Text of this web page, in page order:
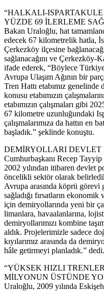
“HALKALI-
YÜZDE 69 İLERLEME
Bakan Uraloğlu, hat
edecek 67 kilometrelik hatla,
Çerkezköy ilçesine
sağlanacağını ve Çerkezköy-
ifade ederek, “Böylece
Avrupa Ulaşım Ağının bir
Tren Hattı etabımız
konusu etabımızın
etabımızın çalışmaları gibi
67 kilometre uzunluğundaki
çalışmalarımıza da hattın en
başladık.” şeklinde konuştu.
DEMİRYOLLARI
Cumhurbaşkanı Recep
2002 yılından itibaren devlet
öncelikli sektör olarak
Avrupa arasında köprü
sağladığı fırsatların
için demiryollarında yeni bir
limanlara, havaalanlarına,
demiryollarımızı kombine
aldık. Projelerimizle sadece
kıyılarımız arasında da
hâle getirmeyi planladık.” dedi.
“YÜKSEK HIZLI
MİLYONUN ÜSTÜNDE
Uraloğlu, 2009 yılında